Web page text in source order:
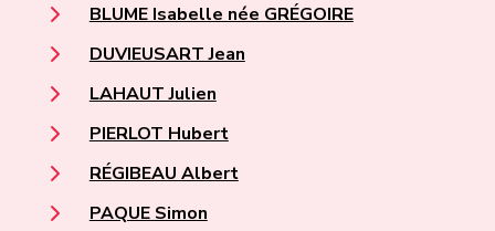
BLUME Isabelle née GRÉGOIRE
DUVIEUSART Jean
LAHAUT Julien
PIERLOT Hubert
RÉGIBEAU Albert
PAQUE Simon